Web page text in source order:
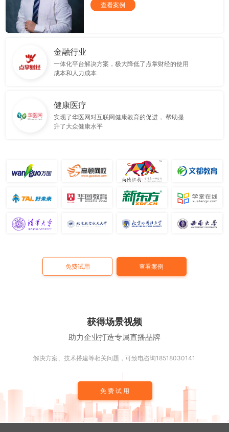
查看案例
金融行业
一体化平台解决方案，极大降低了点掌财经的使用
成本和人力成本
健康医疗
实现了华医网对互联网健康教育的促进， 帮助提
升了大众健康水平
免费试用 查看案例
获得场景视频
助力企业打造专属直播品牌
解决方案、技术搭建等相关问题，可致电咨询18518030141
免费试用